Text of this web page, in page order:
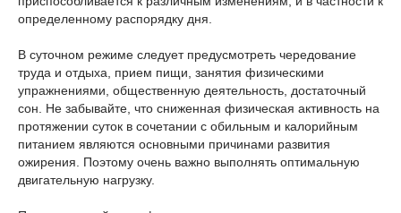
определенному распорядку дня.
В суточном режиме следует предусмотреть чередование
труда и отдыха, прием пищи, занятия физическими
упражнениями, общественную деятельность, достаточный
сон. Не забывайте, что сниженная физическая активность на
протяжении суток в сочетании с обильным и калорийным
питанием являются основными причинами развития
ожирения. Поэтому очень важно выполнять оптимальную
двигательную нагрузку.